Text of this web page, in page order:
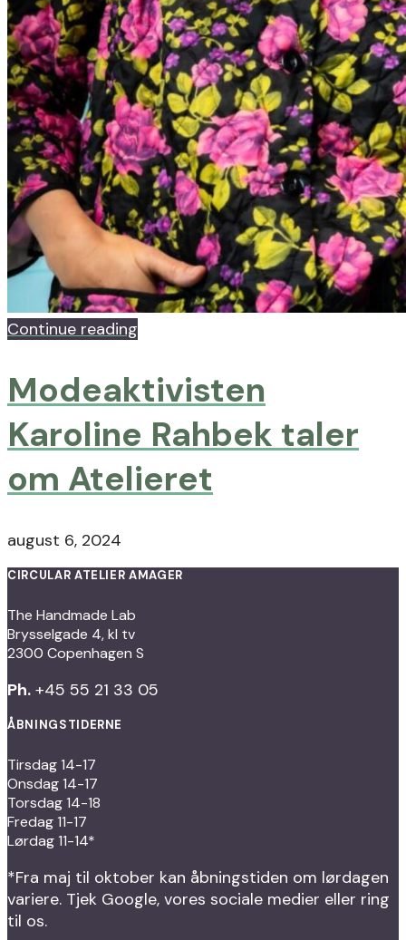
Continue reading
Modeaktivisten
Karoline Rahbek taler
om Atelieret
august 6, 2024
CIRCULAR ATELIER AMAGER
The Handmade Lab
Brysselgade 4, kl tv
2300 Copenhagen S
Ph. +45 55 21 33 05
ÅBNINGSTIDERNE
Tirsdag 14-17
Onsdag 14-17
Torsdag 14-18
Fredag 11-17
Lørdag 11-14*
*Fra maj til oktober kan åbningstiden om lørdagen
variere. Tjek Google, vores sociale medier eller ring
til os.